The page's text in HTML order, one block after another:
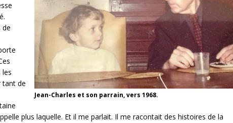
Jean-Charles et son parrain, vers 1968.
de
les
tant de
plus laquelle. Et il me parlait. Il me racontait des histoires de la